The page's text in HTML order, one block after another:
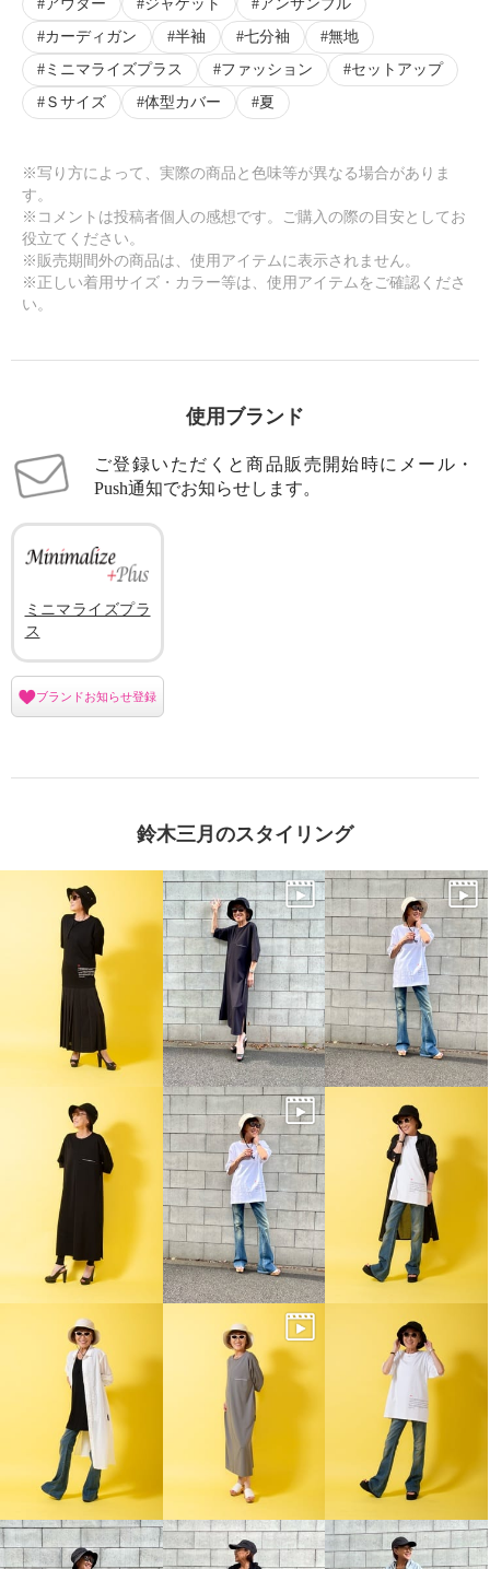
アウター ジャケット
アンサンブル
カーディガン
半袖 七分袖
無地
ミニマライズプラス
ファッション
セットアップ
Ｓサイズ
体型カバー 夏
※写り方によって、実際の商品と色味等が異なる場合がありま
す。
※コメントは投稿者個人の感想です。ご購入の際の目安としてお
役立てください。
※販売期間外の商品は、使用アイテムに表示されません。
※正しい着用サイズ・カラー等は、使用アイテムをご確認くださ
い。
使用ブランド
ご登録いただくと商品販売開始時にメール・
Push通知でお知らせします。
ミニマライズプラ
ス
ブランドお知らせ登録
鈴木三月のスタイリング